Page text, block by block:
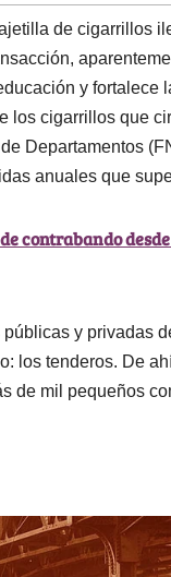
de cigarrillos
y fortalece
los cigarrillos que
Departamentos
anuales que
contrabando
y privadas
los tenderos. De
de mil pequeños